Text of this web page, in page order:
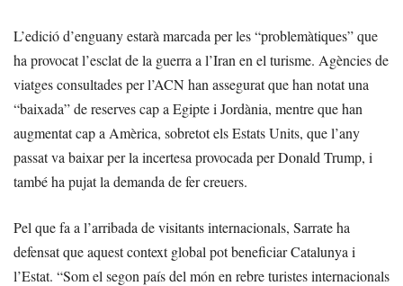
L’edició d’enguany estarà marcada per les “problemàtiques” que
ha provocat l’esclat de la guerra a l’Iran en el turisme. Agències de
viatges consultades per l’ACN han assegurat que han notat una
“baixada” de reserves cap a Egipte i Jordània, mentre que han
augmentat cap a Amèrica, sobretot els Estats Units, que l’any
passat va baixar per la incertesa provocada per Donald Trump, i
també ha pujat la demanda de fer creuers.
Pel que fa a l’arribada de visitants internacionals, Sarrate ha
defensat que aquest context global pot beneficiar Catalunya i
l’Estat. “Som el segon país del món en rebre turistes internacionals